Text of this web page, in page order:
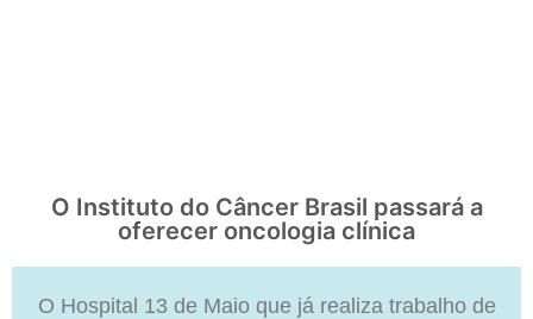
O Instituto do Câncer Brasil passará a
oferecer oncologia clínica
O Hospital 13 de Maio que já realiza trabalho de